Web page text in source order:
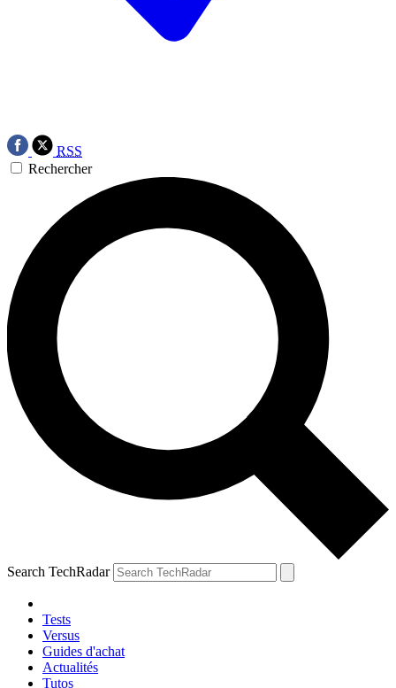
RSS
Rechercher
Search TechRadar
Tests
Versus
Guides d'achat
Actualités
Tutos